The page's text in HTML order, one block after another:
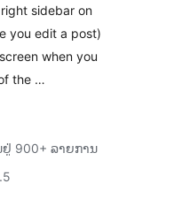
sidebar on
you edit a post)
when you
the …
900+ ລາຍການ